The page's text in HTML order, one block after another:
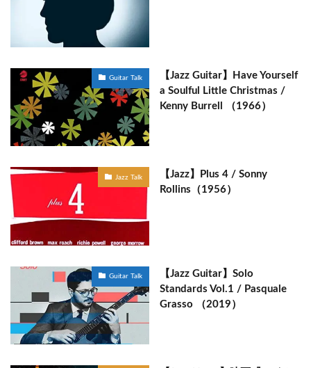
Guitar Talk
【Jazz Guitar】Have Yourself
a Soulful Little Christmas /
Kenny Burrell （1966）
Jazz Talk
【Jazz】Plus 4 / Sonny
Rollins（1956）
Guitar Talk
【Jazz Guitar】Solo
Standards Vol.1 / Pasquale
Grasso （2019）